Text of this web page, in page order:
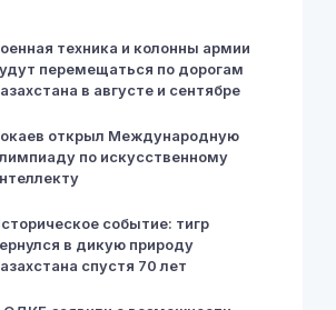
техника и колонны армии
перемещаться по дорогам
в августе и сентябре
открыл Международную
по искусственному
событие: тигр
в дикую природу
спустя 70 лет